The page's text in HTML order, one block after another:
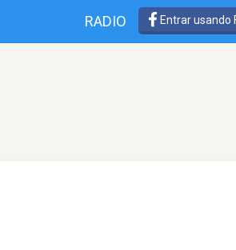
RADIO Entrar usando